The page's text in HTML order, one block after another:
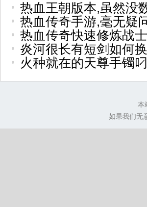
热血王朝版本,虽然没
热血传奇手游,毫无疑
热血传奇快速修炼战
炎河很长有短剑如何
火种就在的天尊手镯
本
如果我们无